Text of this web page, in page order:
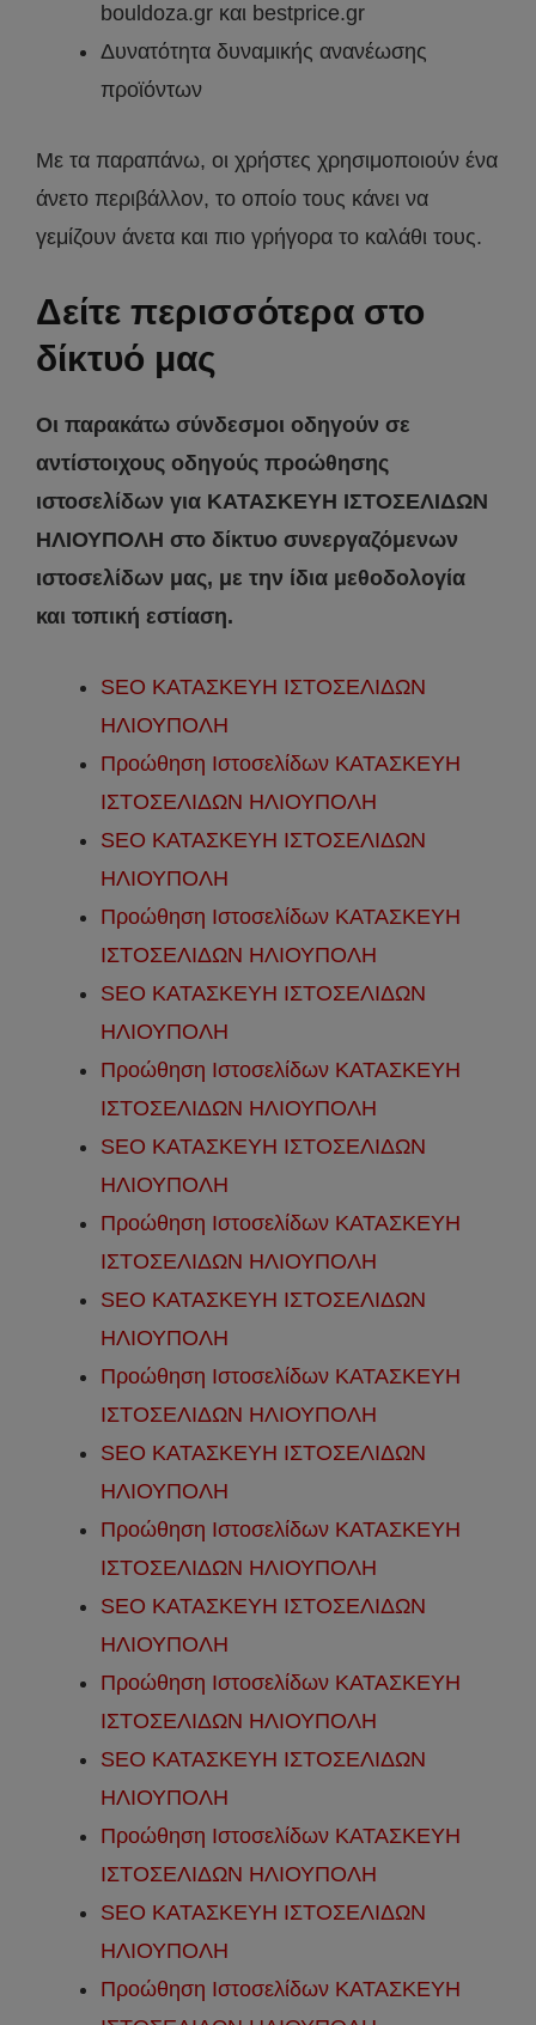
bouldoza.gr και bestprice.gr
Δυνατότητα δυναμικής ανανέωσης
προϊόντων
Με τα παραπάνω, οι χρήστες χρησιμοποιούν ένα
άνετο περιβάλλον, το οποίο τους κάνει να
γεμίζουν άνετα και πιο γρήγορα το καλάθι τους.
Δείτε περισσότερα στο
δίκτυό μας
Οι παρακάτω σύνδεσμοι οδηγούν σε
αντίστοιχους οδηγούς προώθησης
ιστοσελίδων για ΚΑΤΑΣΚΕΥΗ ΙΣΤΟΣΕΛΙΔΩΝ
ΗΛΙΟΥΠΟΛΗ στο δίκτυο συνεργαζόμενων
ιστοσελίδων μας, με την ίδια μεθοδολογία
και τοπική εστίαση.
SEO ΚΑΤΑΣΚΕΥΗ ΙΣΤΟΣΕΛΙΔΩΝ
ΗΛΙΟΥΠΟΛΗ
Προώθηση Ιστοσελίδων ΚΑΤΑΣΚΕΥΗ
ΙΣΤΟΣΕΛΙΔΩΝ ΗΛΙΟΥΠΟΛΗ
SEO ΚΑΤΑΣΚΕΥΗ ΙΣΤΟΣΕΛΙΔΩΝ
ΗΛΙΟΥΠΟΛΗ
Προώθηση Ιστοσελίδων ΚΑΤΑΣΚΕΥΗ
ΙΣΤΟΣΕΛΙΔΩΝ ΗΛΙΟΥΠΟΛΗ
SEO ΚΑΤΑΣΚΕΥΗ ΙΣΤΟΣΕΛΙΔΩΝ
ΗΛΙΟΥΠΟΛΗ
Προώθηση Ιστοσελίδων ΚΑΤΑΣΚΕΥΗ
ΙΣΤΟΣΕΛΙΔΩΝ ΗΛΙΟΥΠΟΛΗ
SEO ΚΑΤΑΣΚΕΥΗ ΙΣΤΟΣΕΛΙΔΩΝ
ΗΛΙΟΥΠΟΛΗ
Προώθηση Ιστοσελίδων ΚΑΤΑΣΚΕΥΗ
ΙΣΤΟΣΕΛΙΔΩΝ ΗΛΙΟΥΠΟΛΗ
SEO ΚΑΤΑΣΚΕΥΗ ΙΣΤΟΣΕΛΙΔΩΝ
ΗΛΙΟΥΠΟΛΗ
Προώθηση Ιστοσελίδων ΚΑΤΑΣΚΕΥΗ
ΙΣΤΟΣΕΛΙΔΩΝ ΗΛΙΟΥΠΟΛΗ
SEO ΚΑΤΑΣΚΕΥΗ ΙΣΤΟΣΕΛΙΔΩΝ
ΗΛΙΟΥΠΟΛΗ
Προώθηση Ιστοσελίδων ΚΑΤΑΣΚΕΥΗ
ΙΣΤΟΣΕΛΙΔΩΝ ΗΛΙΟΥΠΟΛΗ
SEO ΚΑΤΑΣΚΕΥΗ ΙΣΤΟΣΕΛΙΔΩΝ
ΗΛΙΟΥΠΟΛΗ
Προώθηση Ιστοσελίδων ΚΑΤΑΣΚΕΥΗ
ΙΣΤΟΣΕΛΙΔΩΝ ΗΛΙΟΥΠΟΛΗ
SEO ΚΑΤΑΣΚΕΥΗ ΙΣΤΟΣΕΛΙΔΩΝ
ΗΛΙΟΥΠΟΛΗ
Προώθηση Ιστοσελίδων ΚΑΤΑΣΚΕΥΗ
ΙΣΤΟΣΕΛΙΔΩΝ ΗΛΙΟΥΠΟΛΗ
SEO ΚΑΤΑΣΚΕΥΗ ΙΣΤΟΣΕΛΙΔΩΝ
ΗΛΙΟΥΠΟΛΗ
Προώθηση Ιστοσελίδων ΚΑΤΑΣΚΕΥΗ